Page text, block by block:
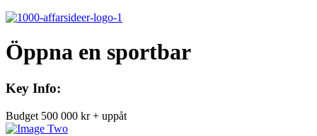
Öppna en sportbar
Key Info:
Budget 500 000 kr + uppåt